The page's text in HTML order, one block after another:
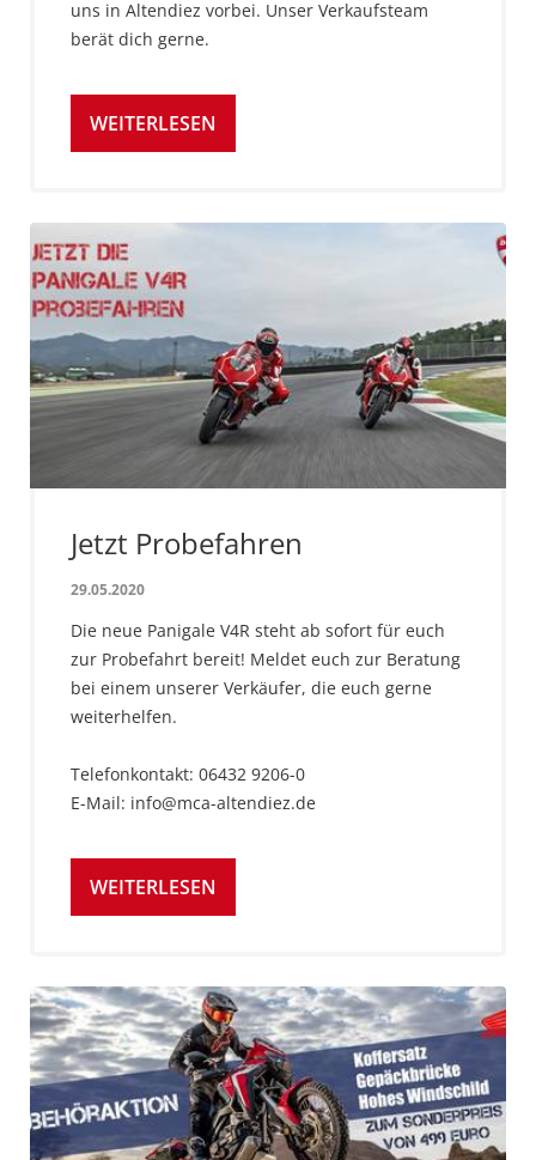
uns in Altendiez vorbei. Unser Verkaufsteam
berät dich gerne.
WEITERLESEN
Jetzt Probefahren
29.05.2020
Die neue Panigale V4R steht ab sofort für euch
zur Probefahrt bereit! Meldet euch zur Beratung
bei einem unserer Verkäufer, die euch gerne
weiterhelfen.
Telefonkontakt: 06432 9206-0
E-Mail: info@mca-altendiez.de
WEITERLESEN